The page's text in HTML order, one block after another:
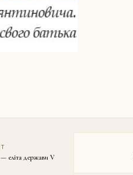
— еліта держави V